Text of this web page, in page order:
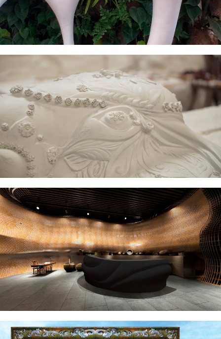
Animalarium. Elementos de ornamentación y
decoración para hostelería
Mobiliario para hoteles en resina